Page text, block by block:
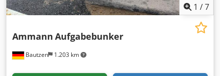
1 /7
Bautzen 1.203 km
Ammann Aufgabebunker